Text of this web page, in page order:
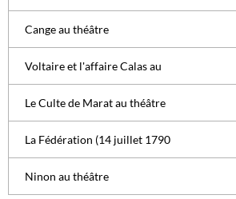
Cange au théâtre
Voltaire et l'affaire Calas au
Le Culte de Marat au théâtre
La Fédération (14 juillet 1790
Ninon au théâtre